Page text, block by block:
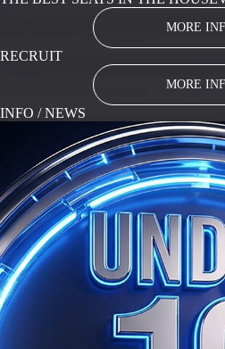
MORE
RECRUIT
MORE
INFO / NEWS